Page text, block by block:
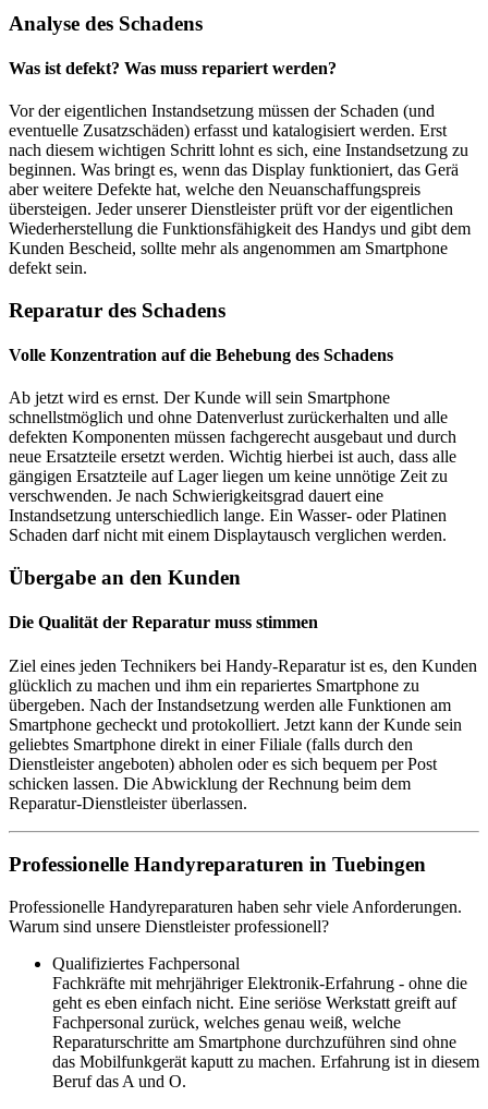
Analyse des Schadens
Was ist defekt? Was muss repariert werden?
Vor der eigentlichen Instandsetzung müssen der Schaden (und
eventuelle Zusatzschäden) erfasst und katalogisiert werden. Erst
nach diesem wichtigen Schritt lohnt es sich, eine Instandsetzung zu
beginnen. Was bringt es, wenn das Display funktioniert, das Gerä
aber weitere Defekte hat, welche den Neuanschaffungspreis
übersteigen. Jeder unserer Dienstleister prüft vor der eigentlichen
Wiederherstellung die Funktionsfähigkeit des Handys und gibt dem
Kunden Bescheid, sollte mehr als angenommen am Smartphone
defekt sein.
Reparatur des Schadens
Volle Konzentration auf die Behebung des Schadens
Ab jetzt wird es ernst. Der Kunde will sein Smartphone
schnellstmöglich und ohne Datenverlust zurückerhalten und alle
defekten Komponenten müssen fachgerecht ausgebaut und durch
neue Ersatzteile ersetzt werden. Wichtig hierbei ist auch, dass alle
gängigen Ersatzteile auf Lager liegen um keine unnötige Zeit zu
verschwenden. Je nach Schwierigkeitsgrad dauert eine
Instandsetzung unterschiedlich lange. Ein Wasser- oder Platinen
Schaden darf nicht mit einem Displaytausch verglichen werden.
Übergabe an den Kunden
Die Qualität der Reparatur muss stimmen
Ziel eines jeden Technikers bei Handy-Reparatur ist es, den Kunden
glücklich zu machen und ihm ein repariertes Smartphone zu
übergeben. Nach der Instandsetzung werden alle Funktionen am
Smartphone gecheckt und protokolliert. Jetzt kann der Kunde sein
geliebtes Smartphone direkt in einer Filiale (falls durch den
Dienstleister angeboten) abholen oder es sich bequem per Post
schicken lassen. Die Abwicklung der Rechnung beim dem
Reparatur-Dienstleister überlassen.
Professionelle Handyreparaturen in Tuebingen
Professionelle Handyreparaturen haben sehr viele Anforderungen.
Warum sind unsere Dienstleister professionell?
Qualifiziertes Fachpersonal
Fachkräfte mit mehrjähriger Elektronik-Erfahrung - ohne die
geht es eben einfach nicht. Eine seriöse Werkstatt greift auf
Fachpersonal zurück, welches genau weiß, welche
Reparaturschritte am Smartphone durchzuführen sind ohne
das Mobilfunkgerät kaputt zu machen. Erfahrung ist in diesem
Beruf das A und O.